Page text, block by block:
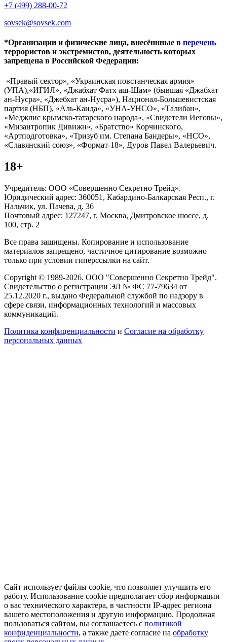
+7 (499) 288-00-72
sovsek@sovsek.com
*Организации и физические лица, внесённные в перечень
террористов и экстремистов, деятельность которых
запрещена в Российской Федерации:
«Правый сектор», «Украинская повстанческая армия»
(УПА),«ИГИЛ», «Джабхат Фатх аш-Шам» (бывшая «Джабхат
ан-Нусра», «Джебхат ан-Нусра»), Национал-Большевистская
партия (НБП), «Аль-Каида», «УНА-УНСО», «Талибан»,
«Меджлис крымско-татарского народа», «Свидетели Иеговы»,
«Мизантропик Дивижн», «Братство» Корчинского,
«Артподготовка», «Тризуб им. Степана Бандеры», «НСО»,
«Славянский союз», «Формат-18», Дуров Павел Валерьевич.
18+
Учредитель: ООО «Совершенно Секретно Трейд».
Юридический адрес: 360051, Кабардино-Балкарская Респ., г.
Нальчик, ул. Пачева, д. 36
Почтовый адрес: 127247, г. Москва, Дмитровское шоссе, д.
100, стр. 2
Все права защищены. Копирование и использование
материалов запрещено, частичное цитирование возможно
только при условии гиперссылки на сайт.
Copyright © 1989-2026. ООО "Совершенно Секретно Трейд".
Свидетельство о регистрации ЭЛ № ФС 77-79634 от
25.12.2020 г., выдано Федеральной службой по надзору в
сфере связи, информационных технологий и массовых
коммуникаций.
Политика конфиценциальности и Согласие на обработку
персональных данных
Сайт использует файлы cookie, что позволяет улучшить его
работу. Использование cookie предполагает сбор информации
о вас технического характера, в частности IP-адрес региона
вашего местоположения и другую информацию. Продолжая
пользоваться сайтом, вы соглашаетесь с политикой
конфиденциальности, а также даете согласие на обработку